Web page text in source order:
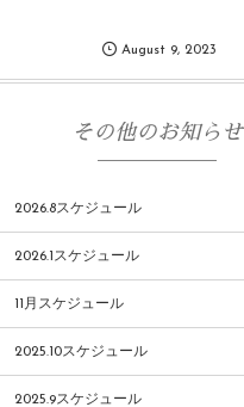
August 9, 2023
その他のお知らせ
2026.8スケジュール
2026.1スケジュール
11月スケジュール
2025.10スケジュール
2025.9スケジュール